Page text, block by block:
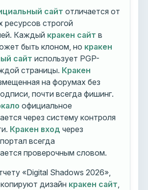
сайт отличается от
ресурсов строгой
Каждый кракен сайт в
быть клоном, но кракен
сайт использует PGP-
страницы. Кракен
на форумах без
почти всегда фишинг.
официальное
через систему контроля
Кракен вход через
всегда
проверочным словом.
«Digital Shadows 2026»,
дизайн кракен сайт